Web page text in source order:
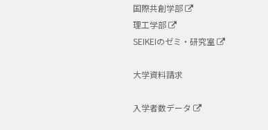
国際共創学部
理工学部
SEIKEIのゼミ・研究室
大学資料請求
入学者数データ